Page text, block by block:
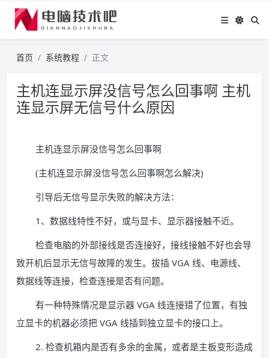
首页 系统教程 正文
主机连显示屏没信号怎么回事啊 主机
连显示屏无信号什么原因
主机连显示屏没信号怎么回事啊
(主机连显示屏没信号怎么回事啊怎么解决)
引导后无信号显示失败的解决方法：
1、数据线特性不好，或与显卡、显示器接触不近。
检查电脑的外部接线是否连接好，接线接触不好也会导
致开机后显示无信号故障的发生。拔插 VGA 线、电源线、
数据线等连接，检查连接是否有问题。
有一种特殊情况是显示器 VGA 线连接错了位置，有独
立显卡的机器必须把 VGA 线插到独立显卡的接口上。
2. 检查机箱内是否有多余的金属，或者是主板变形造成